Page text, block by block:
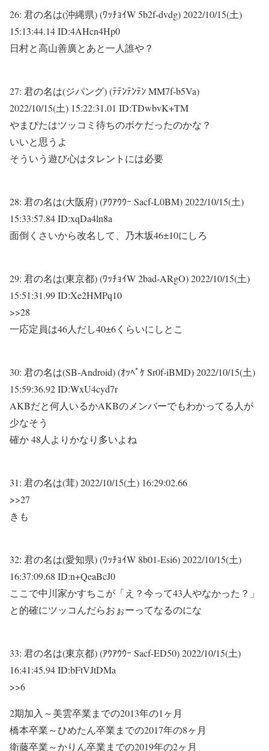
26: 君の名は(沖縄県) (ﾜｯﾁｮｲW 5b2f-dvdg)2022/10/15(土)
15:13:44.14 ID:4AHcn4Hp0
日村と高山善廣とあと一人誰や？
27: 君の名は(ジパング) (ﾃﾃﾝﾃﾝﾃﾝ MM7f-b5Va)
2022/10/15(土) 15:22:31.01 ID:TDwbvK+TM
やまぴたはツッコミ待ちのボケだったのかな？
いいと思うよ
そういう遊び心はタレントには必要
28: 君の名は(大阪府) (ｱｳｱｳｳｰ Sacf-L0BM)2022/10/15(土)
15:33:57.84 ID:xqDa4ln8a
面倒くさいから改名して、乃木坂46±10にしろ
29: 君の名は(東京都) (ﾜｯﾁｮｲW 2bad-ARgO)2022/10/15(土)
15:51:31.99 ID:Xe2HMPq10
>>28
一応定員は46人だし40±6くらいにしとこ
30: 君の名は(SB-Android) (ｵｯﾍﾟｹ Sr0f-iBMD)2022/10/15(土)
15:59:36.92 ID:WxU4cyd7r
AKBだと何人いるかAKBのメンバーでもわかってる人が
少なそう
確か 48人よりかなり多いよね
31: 君の名は(茸)2022/10/15(土) 16:29:02.66
>>27
きも
32: 君の名は(愛知県) (ﾜｯﾁｮｲW 8b01-Esi6)2022/10/15(土)
16:37:09.68 ID:n+QeaBcJ0
ここで中川家かすちこが「え？今って43人やなかった？」
と的確にツッコんだらおぉーってなるのにな
33: 君の名は(東京都) (ｱｳｱｳｳｰ Sacf-ED50)2022/10/15(土)
16:41:45.94 ID:bFtVJtDMa
>>6
2期加入～美雲卒業までの2013年の1ヶ月
橋本卒業～ひめたん卒業までの2017年の8ヶ月
衛藤卒業～かりん卒業までの2019年の2ヶ月